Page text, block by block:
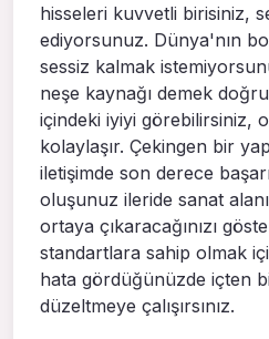
hisseleri kuvvetli birisiniz,
ediyorsunuz. Dünya'nın
sessiz kalmak
neşe kaynağı demek
içindeki iyiyi görebilirsiniz,
kolaylaşır. Çekingen bir
iletişimde son derece
oluşunuz ileride sanat
ortaya çıkaracağınızı
standartlara sahip olmak
hata gördüğünüzde içten
düzeltmeye çalışırsınız.